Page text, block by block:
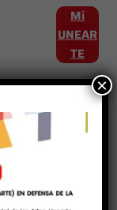
Mi
UNEAR
TE
×